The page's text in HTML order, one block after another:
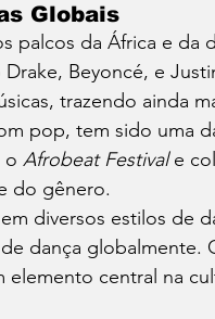
Globais
palcos da África e da
Beyoncé, e
trazendo ainda
pop, tem sido uma
o Afrobeat Festival e
do gênero.
diversos estilos de
dança
elemento central na